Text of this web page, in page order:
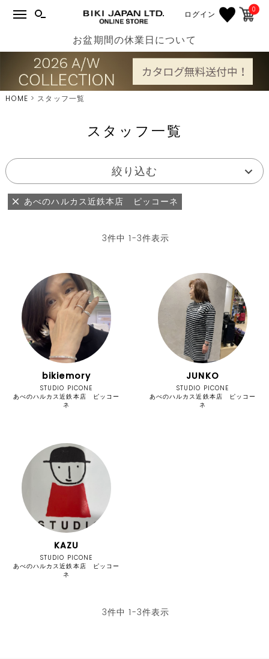
ログイン 0
お盆期間の休業日について
HOME スタッフ一覧
スタッフ一覧
絞り込む
あべのハルカス近鉄本店 ピッコーネ
3件中 1-3件表示
bikiemory
STUDIO PICONE
あべのハルカス近鉄本店 ピッコー
ネ
JUNKO
STUDIO PICONE
あべのハルカス近鉄本店 ピッコー
ネ
KAZU
STUDIO PICONE
あべのハルカス近鉄本店 ピッコー
ネ
3件中 1-3件表示